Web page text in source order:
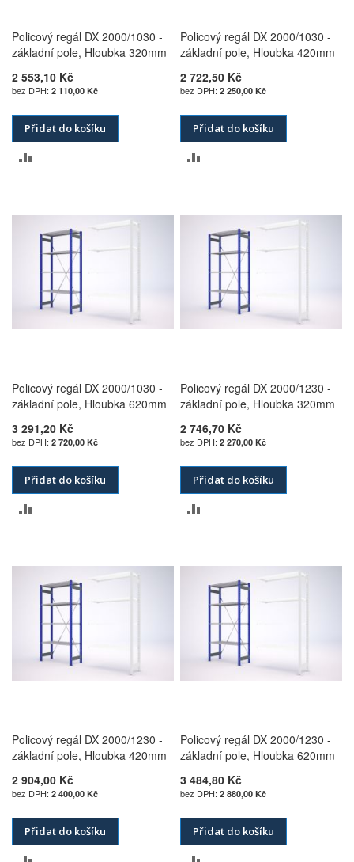
Policový regál DX 2000/1030 -
základní pole, Hloubka 320mm
2 553,10 Kč
2 110,00 Kč
Přidat do košíku
POROVNÁNÍ
Policový regál DX 2000/1030 -
základní pole, Hloubka 420mm
2 722,50 Kč
2 250,00 Kč
Přidat do košíku
POROVNÁNÍ
Policový regál DX 2000/1030 -
základní pole, Hloubka 620mm
3 291,20 Kč
2 720,00 Kč
Přidat do košíku
POROVNÁNÍ
Policový regál DX 2000/1230 -
základní pole, Hloubka 320mm
2 746,70 Kč
2 270,00 Kč
Přidat do košíku
POROVNÁNÍ
Policový regál DX 2000/1230 -
základní pole, Hloubka 420mm
2 904,00 Kč
2 400,00 Kč
Přidat do košíku
Policový regál DX 2000/1230 -
základní pole, Hloubka 620mm
3 484,80 Kč
2 880,00 Kč
Přidat do košíku